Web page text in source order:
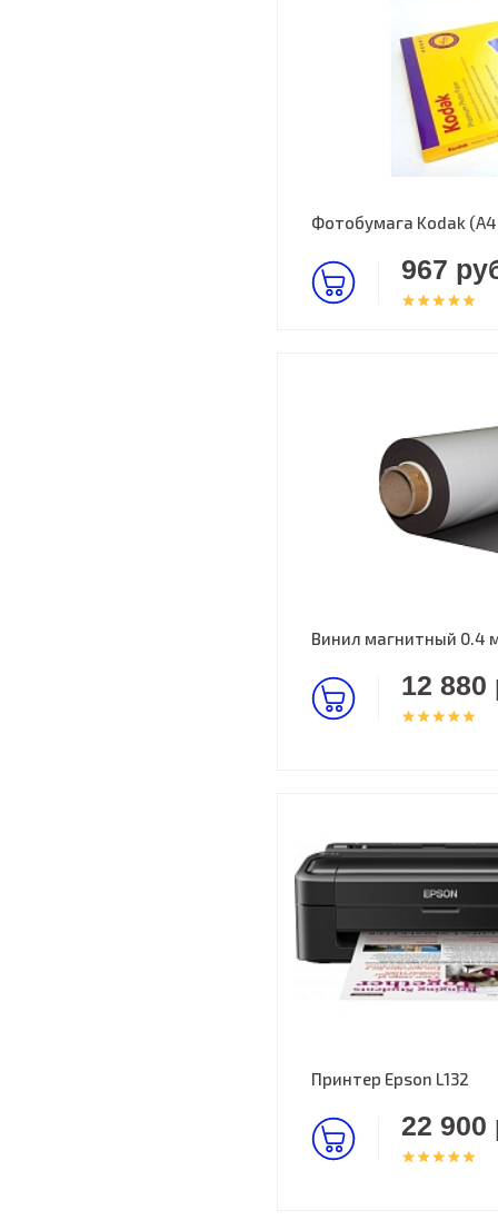
Фотобумага Kodak
967
Винил магнитный 0.4
12 880
Принтер Epson L132
22 900